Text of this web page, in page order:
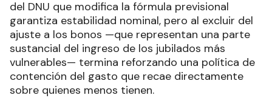
del DNU que modifica la fórmula previsional
garantiza estabilidad nominal, pero al excluir del
ajuste a los bonos —que representan una parte
sustancial del ingreso de los jubilados más
vulnerables— termina reforzando una política de
contención del gasto que recae directamente
sobre quienes menos tienen.